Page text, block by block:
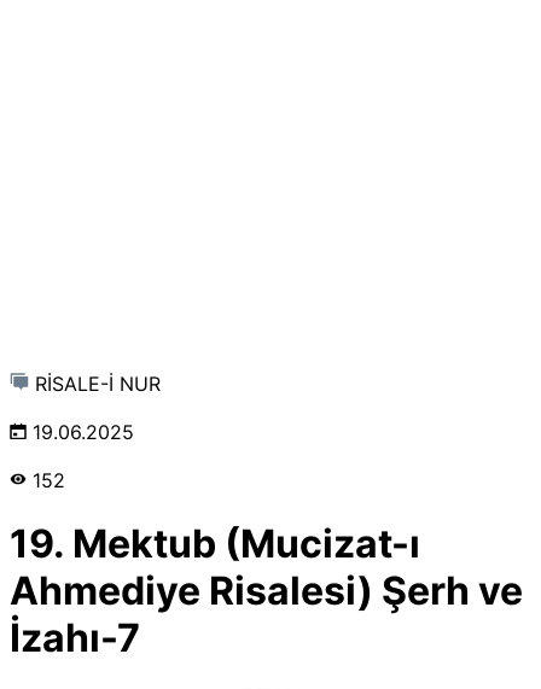
RİSALE-İ NUR
19.06.2025
152
19. Mektub (Mucizat-ı
Ahmediye Risalesi) Şerh ve
İzahı-7